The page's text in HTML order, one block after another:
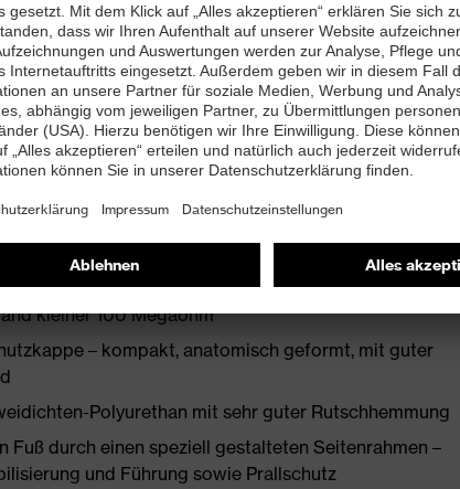
mit Feuchtigkeitstransportsystem und
hergestellt
A1:2024 mit Zusatzkennzeichnung für sehr gute
kleiner 100 Megaohm
– kompakt, anatomisch geformt, mit guter
Polyurethan mit sehr guter Rutschhemmung
durch einen speziell gestalteten Seitenrahmen –
und Führung sowie Prallschutz